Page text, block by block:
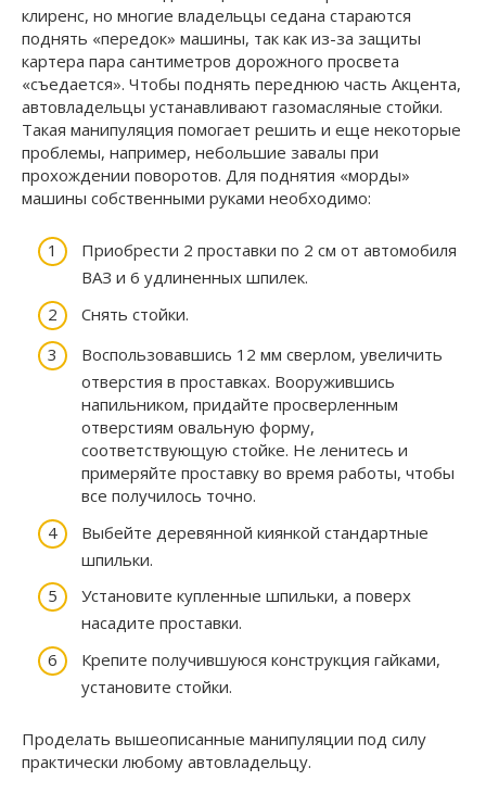
клиренс, но многие владельцы седана стараются
поднять «передок» машины, так как из-за защиты
картера пара сантиметров дорожного просвета
«съедается». Чтобы поднять переднюю часть Акцента,
автовладельцы устанавливают газомасляные стойки.
Такая манипуляция помогает решить и еще некоторые
проблемы, например, небольшие завалы при
прохождении поворотов. Для поднятия «морды»
машины собственными руками необходимо:
Приобрести 2 проставки по 2 см от автомобиля
ВАЗ и 6 удлиненных шпилек.
Снять стойки.
Воспользовавшись 12 мм сверлом, увеличить
отверстия в проставках. Вооружившись
напильником, придайте просверленным
отверстиям овальную форму,
соответствующую стойке. Не ленитесь и
примеряйте проставку во время работы, чтобы
все получилось точно.
Выбейте деревянной киянкой стандартные
шпильки.
Установите купленные шпильки, а поверх
насадите проставки.
Крепите получившуюся конструкция гайками,
установите стойки.
Проделать вышеописанные манипуляции под силу
практически любому автовладельцу.